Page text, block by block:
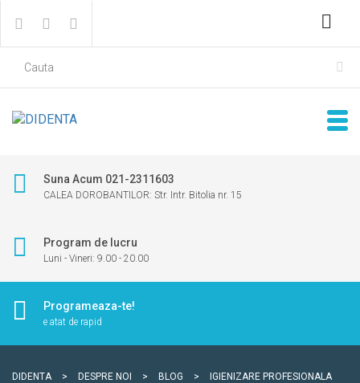
Suna Acum 021-2311603
CALEA DOROBANTILOR: Str. Intr. Bitolia nr. 15
Program de lucru
Luni - Vineri: 9.00 - 20.00
Programeaza-te!
e atat de rapid
DIDENTA > DESPRE NOI > BLOG > IGIENIZARE PROFESIONALA